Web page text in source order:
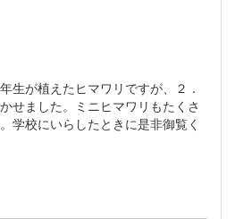
生が植えたヒマワリですが、２．
せました。ミニヒマワリもたくさ
学校にいらしたときに是非御覧く